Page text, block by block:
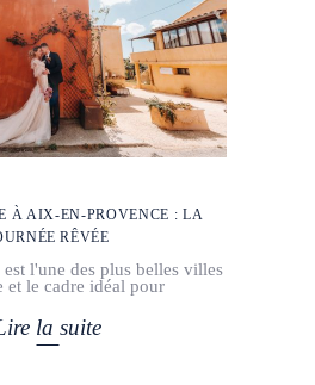
À AIX-EN-PROVENCE : LA
RÊVÉE
l'une des plus belles villes
et le cadre idéal pour
la suite